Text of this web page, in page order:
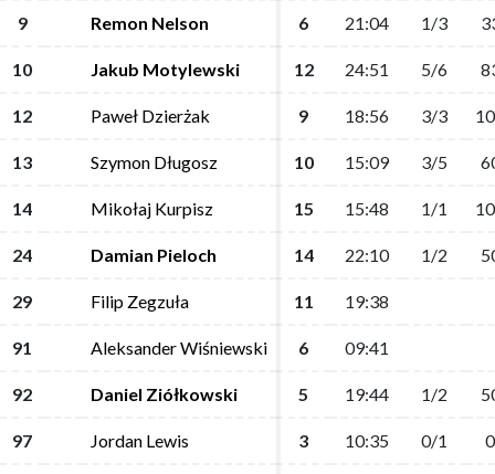
9 Remon Nelson 6 21:04 1/3
10 Jakub Motylewski 12 24:51 5/6
12 Paweł Dzierżak 9 18:56 3/3
13 Szymon Długosz 10 15:09 3/5
14 Mikołaj Kurpisz 15 15:48 1/1
24 Damian Pieloch 14 22:10 1/2
29 Filip Zegzuła 11 19:38
91 Aleksander Wiśniewski 6 09:41
92 Daniel Ziółkowski 5 19:44 1/2
97 Jordan Lewis 3 10:35 0/1
9 Remon Nelson 6 21:04 1/3
10 Jakub Motylewski 12 24:51 5/6
12 Paweł Dzierżak 9 18:56 3/3
13 Szymon Długosz 10 15:09 3/5
14 Mikołaj Kurpisz 15 15:48 1/1
24 Damian Pieloch 14 22:10 1/2
29 Filip Zegzuła 11 19:38
91 Aleksander Wiśniewski 6 09:41
92 Daniel Ziółkowski 5 19:44 1/2
97 Jordan Lewis 3 10:35 0/1